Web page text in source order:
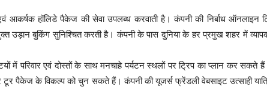
एवं आकर्षक हॉलिडे पैकेज की सेवा उपलब्ध करवाती है। कंपनी की निर्बाध ऑनलाइन
उड़ान बुकिंग सुनिश्चित करती है। कंपनी के पास दुनिया के हर प्रमुख शहर में
में परिवार एवं दोस्तों के साथ मनचाहे पर्यटन स्थलों पर ट्रिप का प्लान कर सकते
पैकेज के विकल्प को चुन सकते हैं। कंपनी की यूजर्स फ्रेंडली वेबसाइट उत्साही